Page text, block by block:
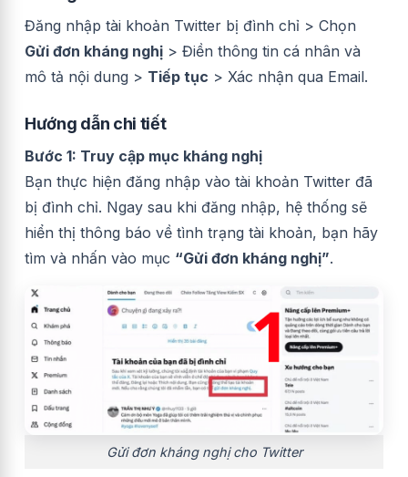
Đăng nhập tài khoản Twitter bị đình chỉ > Chọn
Gửi đơn kháng nghị > Điền thông tin cá nhân và
mô tả nội dung > Tiếp tục > Xác nhận qua Email.
Hướng dẫn chi tiết
Bước 1: Truy cập mục kháng nghị
Bạn thực hiện đăng nhập vào tài khoản Twitter đã
bị đình chỉ. Ngay sau khi đăng nhập, hệ thống sẽ
hiển thị thông báo về tình trạng tài khoản, bạn hãy
tìm và nhấn vào mục “Gửi đơn kháng nghị”.
Gửi đơn kháng nghị cho Twitter